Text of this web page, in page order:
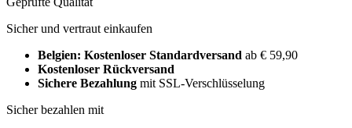
Sicher und vertraut einkaufen
Belgien: Kostenloser Standardversand ab € 59,90
Kostenloser Rückversand
Sichere Bezahlung mit SSL-Verschlüsselung
Sicher bezahlen mit